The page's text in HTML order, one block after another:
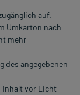
auf.
Umkarton nach
mehr
des angegebenen
Inhalt vor Licht